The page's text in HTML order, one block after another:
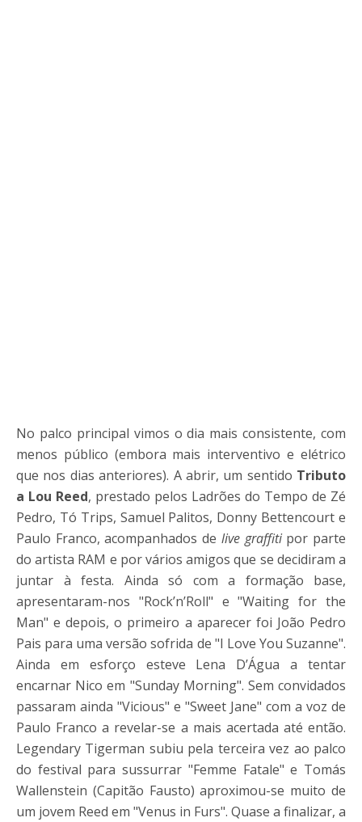
No palco principal vimos o dia mais consistente, com
menos público (embora mais interventivo e elétrico
que nos dias anteriores). A abrir, um sentido Tributo
a Lou Reed, prestado pelos Ladrões do Tempo de Zé
Pedro, Tó Trips, Samuel Palitos, Donny Bettencourt e
Paulo Franco, acompanhados de live graffitipor parte
do artista RAM e por vários amigos que se decidiram a
juntar à festa. Ainda só com a formação base,
apresentaram-nos "Rock’n’Roll" e "Waiting for the
Man" e depois, o primeiro a aparecer foi João Pedro
Pais para uma versão sofrida de "I Love You Suzanne".
Ainda em esforço esteve Lena D’Água a tentar
encarnar Nico em "Sunday Morning". Sem convidados
passaram ainda "Vicious" e "Sweet Jane" com a voz de
Paulo Franco a revelar-se a mais acertada até então.
Legendary Tigerman subiu pela terceira vez ao palco
do festival para sussurrar "Femme Fatale" e Tomás
Wallenstein (Capitão Fausto) aproximou-se muito de
um jovem Reed em "Venus in Furs". Quase a finalizar, a